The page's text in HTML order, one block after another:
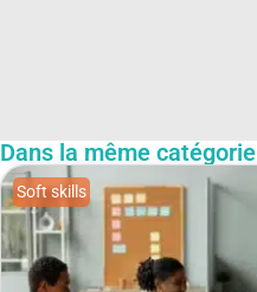
Dans la même catégorie
Soft skills